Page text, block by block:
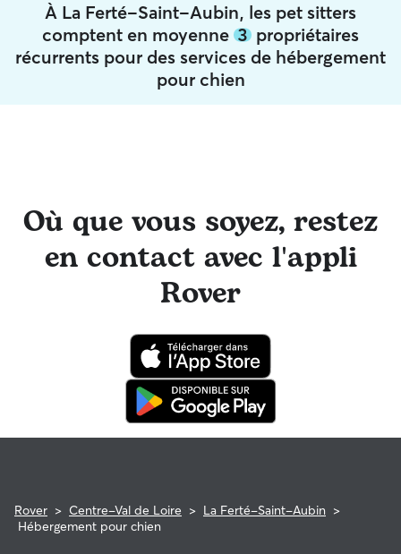
À La Ferté-Saint-Aubin, les pet sitters
comptent en moyenne 3 propriétaires
récurrents pour des services de hébergement
pour chien
Où que vous soyez, restez
en contact avec l'appli
Rover
Rover > Centre-Val de Loire > La Ferté-Saint-Aubin >
Hébergement pour chien